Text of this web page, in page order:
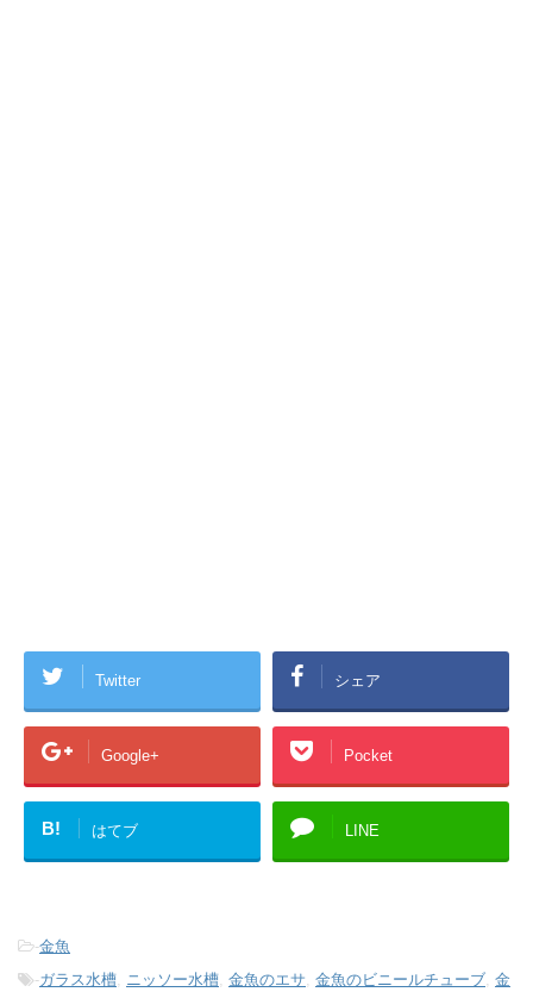
Twitter シェア
Google+ Pocket
B! はてブ LINE
-金魚
-ガラス水槽, ニッソー水槽, 金魚のエサ, 金魚のビニールチューブ, 金